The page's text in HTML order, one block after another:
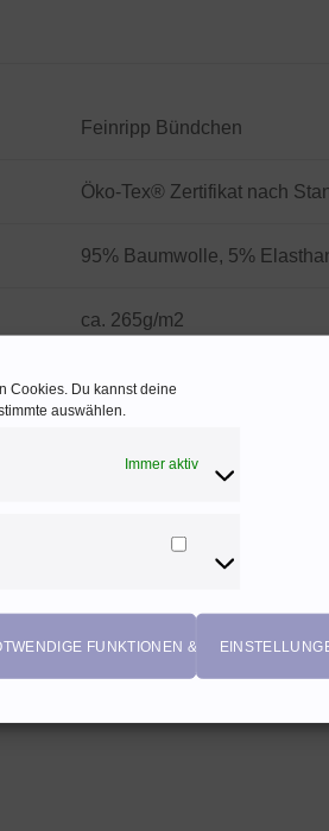
Cookies. Du kannst deine
auswählen.
Immer aktiv
Marketing
FUNKTIONEN & COOKIES
Feinripp Bündchen
Öko-Tex® Zertifikat nach
95% Baumwolle, 5%
ca. 265g/m2
ca. 70 cm Schlauchware